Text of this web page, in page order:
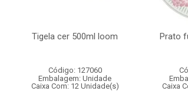
Tigela cer 500ml loom
Código: 127060
Embalagem: Unidade
Caixa Com: 12 Unidade(s)
Prato
Caixa